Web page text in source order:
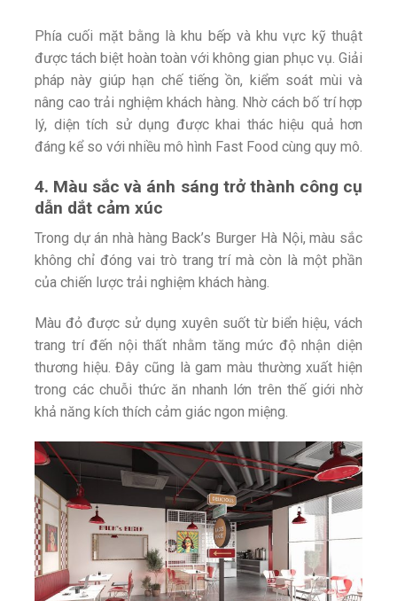
Phía cuối mặt bằng là khu bếp và khu vực kỹ thuật
được tách biệt hoàn toàn với không gian phục vụ. Giải
pháp này giúp hạn chế tiếng ồn, kiểm soát mùi và
nâng cao trải nghiệm khách hàng. Nhờ cách bố trí hợp
lý, diện tích sử dụng được khai thác hiệu quả hơn
đáng kể so với nhiều mô hình Fast Food cùng quy mô.
4. Màu sắc và ánh sáng trở thành công cụ
dẫn dắt cảm xúc
Trong dự án nhà hàng Back’s Burger Hà Nội, màu sắc
không chỉ đóng vai trò trang trí mà còn là một phần
của chiến lược trải nghiệm khách hàng.
Màu đỏ được sử dụng xuyên suốt từ biển hiệu, vách
trang trí đến nội thất nhằm tăng mức độ nhận diện
thương hiệu. Đây cũng là gam màu thường xuất hiện
trong các chuỗi thức ăn nhanh lớn trên thế giới nhờ
khả năng kích thích cảm giác ngon miệng.